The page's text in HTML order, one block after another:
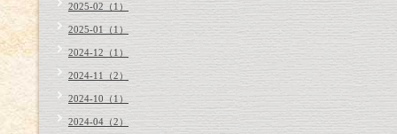
2025-02（1）
2025-01（1）
2024-12（1）
2024-11（2）
2024-10（1）
2024-04（2）